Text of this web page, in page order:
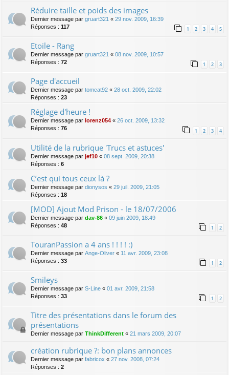
Réduire taille et poids des images
Dernier message par gruart321 « 29 nov. 2009, 16:39
Réponses : 117 1 2 3 4 5
Etoile - Rang
Dernier message par gruart321 « 08 nov. 2009, 10:57
Réponses : 72 1 2 3
Page d'accueil
Dernier message par tomcat92 « 28 oct. 2009, 22:02
Réponses : 23
Réglage d'heure !
Dernier message par lorenz054 « 26 oct. 2009, 13:32
Réponses : 76 1 2 3 4
Utilité de la rubrique 'Trucs et astuces'
Dernier message par jef10 « 08 sept. 2009, 20:38
Réponses : 6
C’est qui tous ceux là ?
Dernier message par dionysos « 29 juil. 2009, 21:05
Réponses : 18
[MOD] Ajout Mod Prison - le 18/07/2006
Dernier message par dav-86 « 09 juin 2009, 18:49
Réponses : 48 1 2
TouranPassion a 4 ans ! ! ! ! :)
Dernier message par Ange-Oliver « 11 avr. 2009, 23:08
Réponses : 33 1 2
Smileys
Dernier message par S-Line « 01 avr. 2009, 21:58
Réponses : 33 1 2
Titre des présentations dans le forum des
présentations
Dernier message par ThinkDifferent « 21 mars 2009, 20:07
création rubrique ?: bon plans annonces
Dernier message par fabricox « 27 nov. 2008, 07:24
Réponses : 2